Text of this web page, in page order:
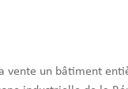
vente un bâtiment